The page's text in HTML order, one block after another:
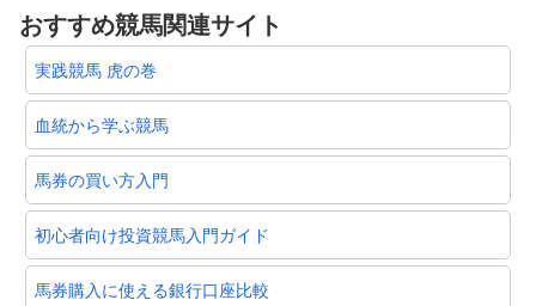
おすすめ競馬関連サイト
実践競馬 虎の巻
血統から学ぶ競馬
馬券の買い方入門
初心者向け投資競馬入門ガイド
馬券購入に使える銀行口座比較